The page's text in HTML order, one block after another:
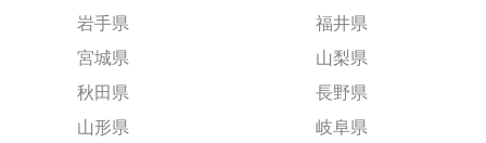
岩手県
宮城県
秋田県
山形県
福井県
山梨県
長野県
岐阜県